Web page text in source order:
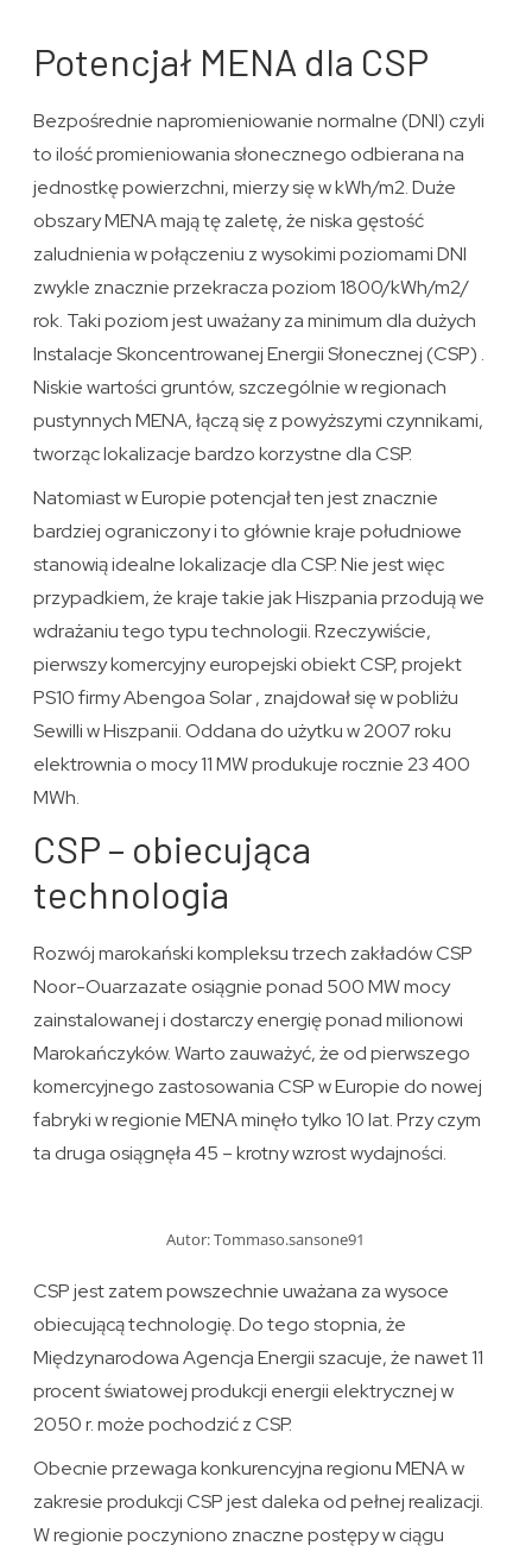
Potencjał MENA dla CSP
Bezpośrednie napromieniowanie normalne (DNI) czyli
to ilość promieniowania słonecznego odbierana na
jednostkę powierzchni, mierzy się w kWh/m2. Duże
obszary MENA mają tę zaletę, że niska gęstość
zaludnienia w połączeniu z wysokimi poziomami DNI
zwykle znacznie przekracza poziom 1800/kWh/m2/
rok. Taki poziom jest uważany za minimum dla dużych
Instalacje Skoncentrowanej Energii Słonecznej (CSP) .
Niskie wartości gruntów, szczególnie w regionach
pustynnych MENA, łączą się z powyższymi czynnikami,
tworząc lokalizacje bardzo korzystne dla CSP.
Natomiast w Europie potencjał ten jest znacznie
bardziej ograniczony i to głównie kraje południowe
stanowią idealne lokalizacje dla CSP. Nie jest więc
przypadkiem, że kraje takie jak Hiszpania przodują we
wdrażaniu tego typu technologii. Rzeczywiście,
pierwszy komercyjny europejski obiekt CSP, projekt
PS10 firmy Abengoa Solar , znajdował się w pobliżu
Sewilli w Hiszpanii. Oddana do użytku w 2007 roku
elektrownia o mocy 11 MW produkuje rocznie 23 400
MWh.
CSP – obiecująca
technologia
Rozwój marokański kompleksu trzech zakładów CSP
Noor-Ouarzazate osiągnie ponad 500 MW mocy
zainstalowanej i dostarczy energię ponad milionowi
Marokańczyków. Warto zauważyć, że od pierwszego
komercyjnego zastosowania CSP w Europie do nowej
fabryki w regionie MENA minęło tylko 10 lat. Przy czym
ta druga osiągnęła 45 – krotny wzrost wydajności.
Autor: Tommaso.sansone91
CSP jest zatem powszechnie uważana za wysoce
obiecującą technologię. Do tego stopnia, że ​​
Międzynarodowa Agencja Energii szacuje, że nawet 11
procent światowej produkcji energii elektrycznej w
2050 r. może pochodzić z CSP.
Obecnie przewaga konkurencyjna regionu MENA w
zakresie produkcji CSP jest daleka od pełnej realizacji.
W regionie poczyniono znaczne postępy w ciągu